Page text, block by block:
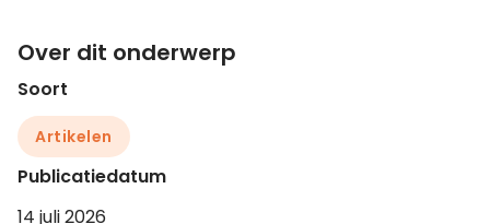
Over dit onderwerp
Soort
Artikelen
Publicatiedatum
14 juli 2026